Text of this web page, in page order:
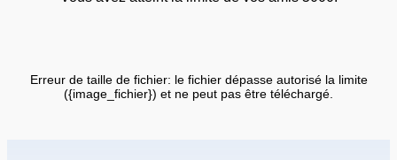
Erreur de taille de fichier: le fichier dépasse autorisé la limite
({image_fichier}) et ne peut pas être téléchargé.